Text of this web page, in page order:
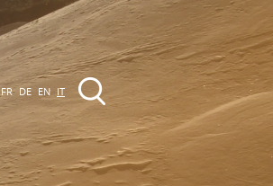
FR DE EN IT